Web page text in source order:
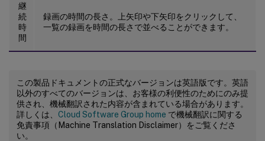
継
続
時
間
録画の時間の長さ。上矢印や下矢印をクリックして、
一覧の録画を時間の長さで並べることができます。
この製品ドキュメントの正式なバージョンは英語版です。英語
以外のすべてのバージョンは、お客様の利便性のためにのみ提
供され、機械翻訳された内容が含まれている場合があります。
詳しくは、 Cloud Software Group home で機械翻訳に関する
免責事項（Machine Translation Disclaimer）をご覧くださ
い。